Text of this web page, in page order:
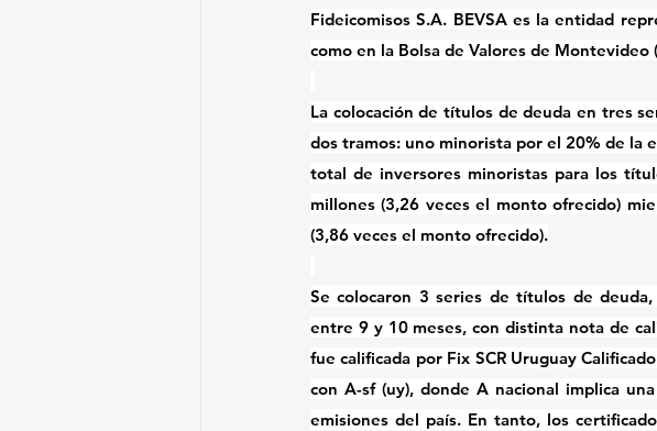
Fideicomisos S.A. BEVSA es la entidad
como en la Bolsa de Valores de Montevideo
La colocación de títulos de deuda en tres
dos tramos: uno minorista por el 20% de la
total de inversores minoristas para los
millones (3,26 veces el monto ofrecido)
(3,86 veces el monto ofrecido).
Se colocaron 3 series de títulos de
entre 9 y 10 meses, con distinta nota de
fue calificada por Fix SCR Uruguay
con A-sf (uy), donde A nacional implica
emisiones del país. En tanto, los